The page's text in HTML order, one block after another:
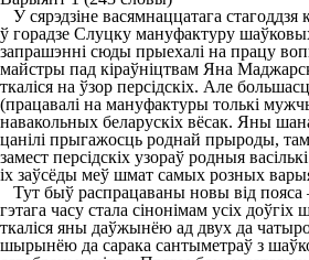
У сярэдзіне васямнаццатага стагоддзя
ў горадзе Слуцку мануфактуру
запрашэнні сюды прыехалі на працу
майстры пад кіраўніцтвам Яна
ткаліся на ўзор персідскіх. Але
(працавалі на мануфактуры толькі
навакольных беларускіх вёсак. Яны
цанілі прыгажосць роднай прыроды,
замест персідскіх узораў родныя
іх заўсёды меў шмат самых розных
Тут быў распрацаваны новы від пояса
гэтага часу стала сінонімам усіх
ткаліся яны даўжынёю ад двух да
шырынёю да сарака сантыметраў з